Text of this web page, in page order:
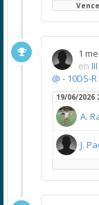
1
en
@ - 10DS-R
19/06/2026
A.
J.